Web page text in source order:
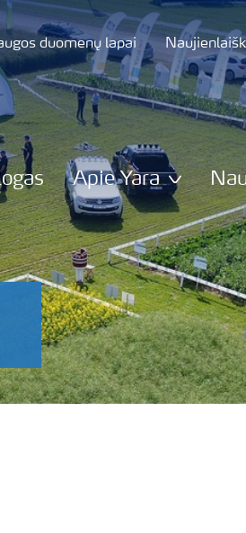
duomenų lapai
Apie Yara